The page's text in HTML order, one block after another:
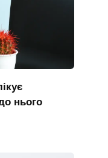
нього